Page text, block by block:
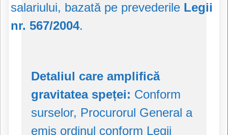
salariului, bazată pe prevederile Legii
nr. 567/2004.
Detaliul care amplifică
gravitatea speței: Conform
surselor, Procurorul General a
emis ordinul conform Legii